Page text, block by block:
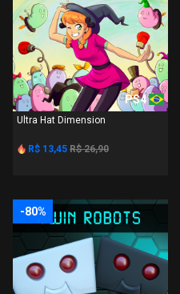
PS4
Ultra Hat Dimension
R$ 13,45 R$ 26,90
-80%